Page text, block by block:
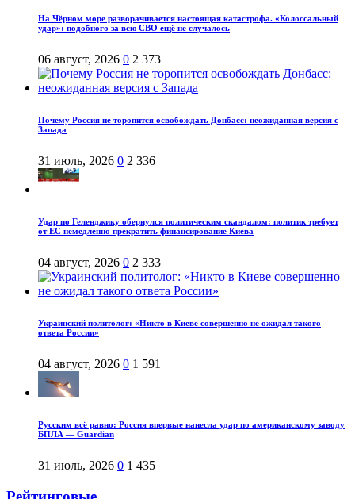
На Чёрном море разворачивается настоящая катастрофа. «Колоссальный
удар»: подобного за всю СВО ещё не случалось
06 август, 2026 0 2 373
Почему Россия не торопится освобождать Донбасс: неожиданная версия с
Запада
31 июль, 2026 0 2 336
Удар по Геленджику обернулся политическим скандалом: политик требует
от ЕС немедленно прекратить финансирование Киева
04 август, 2026 0 2 333
Украинский политолог: «Никто в Киеве совершенно не ожидал такого
ответа России»
04 август, 2026 0 1 591
Русским всё равно: Россия впервые нанесла удар по американскому заводу
БПЛА — Guardian
31 июль, 2026 0 1 435